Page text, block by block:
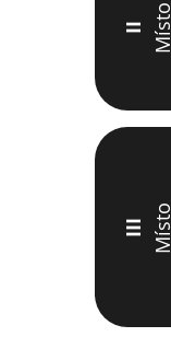
II Místo
III Místo